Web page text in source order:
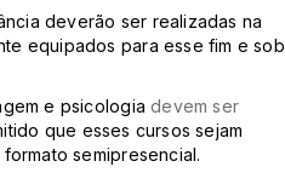
deverão ser realizadas na
equipados para esse fim e sob
e psicologiadevem ser
que esses cursos sejam
semipresencial.